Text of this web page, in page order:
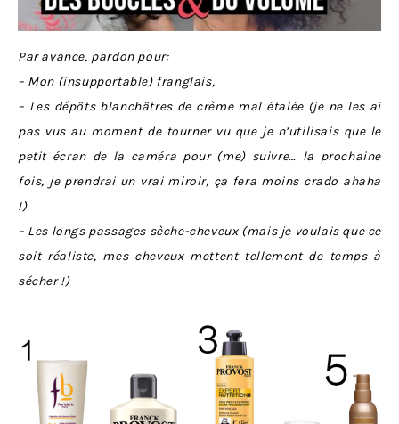
Par avance, pardon pour:
– Mon (insupportable) franglais,
– Les dépôts blanchâtres de crème mal étalée (je ne les ai
pas vus au moment de tourner vu que je n’utilisais que le
petit écran de la caméra pour (me) suivre… la prochaine
fois, je prendrai un vrai miroir, ça fera moins crado ahaha
!)
– Les longs passages sèche-cheveux (mais je voulais que ce
soit réaliste, mes cheveux mettent tellement de temps à
sécher !)